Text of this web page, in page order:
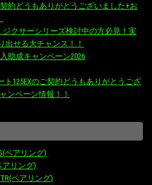
約どうもありがとうございました+お
ジクサーシリーズ検討中の方必見！実
出せる大チャンス！！
助成キャンペーン2026
ト125EXのご契約どうもありがとうござ
ンペーン情報！！
ベアリング)
アリング)
ベアリング)